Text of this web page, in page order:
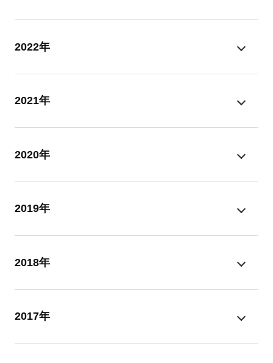
2022年
2021年
2020年
2019年
2018年
2017年